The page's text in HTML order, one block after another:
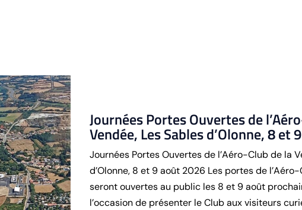
Journées Portes Ouvertes de
Vendée, Les Sables d’Olonne, 8 et
Journées Portes Ouvertes de l’Aéro-Club de la
d’Olonne, 8 et 9 août 2026 Les portes de
seront ouvertes au public les 8 et 9 août
l’occasion de présenter le Club aux visiteurs